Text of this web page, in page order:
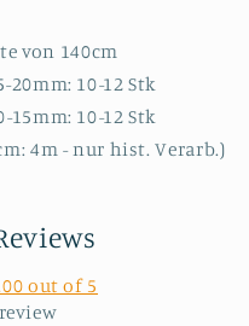
von 140cm
10-12 Stk
10-12 Stk
4m - nur hist. Verarb.)
out of 5